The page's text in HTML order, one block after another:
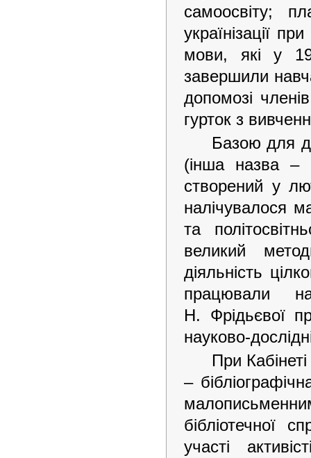
самоосвіту;
українізації при
мови, які у
завершили
допомозі
гурток з
Базою для
(інша назва –
створений у
налічувалося
та
великий
діяльність
працювали
Н. Фрідьєвої
науково-
При
–
бібліотечної
участі